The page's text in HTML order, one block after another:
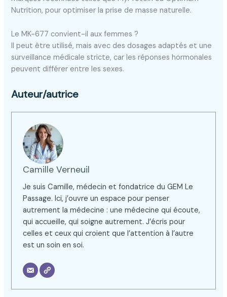
Nutrition, pour optimiser la prise de masse naturelle.
Le MK-677 convient-il aux femmes ?
Il peut être utilisé, mais avec des dosages adaptés et une
surveillance médicale stricte, car les réponses hormonales
peuvent différer entre les sexes.
Auteur/autrice
Camille Verneuil
Je suis Camille, médecin et fondatrice du GEM Le
Passage. Ici, j’ouvre un espace pour penser
autrement la médecine : une médecine qui écoute,
qui accueille, qui soigne autrement. J’écris pour
celles et ceux qui croient que l’attention à l’autre
est un soin en soi.